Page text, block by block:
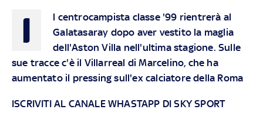
I
l centrocampista classe '99 rientrerà al
Galatasaray dopo aver vestito la maglia
dell'Aston Villa nell'ultima stagione. Sulle
sue tracce c'è il Villarreal di Marcelino, che ha
aumentato il pressing sull'ex calciatore della Roma
ISCRIVITI AL CANALE WHASTAPP DI SKY SPORT